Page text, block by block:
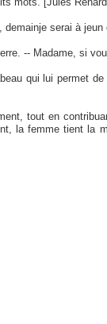
mots. [Jules Renard]
serai à
-- Madame, si
qui lui permet
tout en
la femme tient la